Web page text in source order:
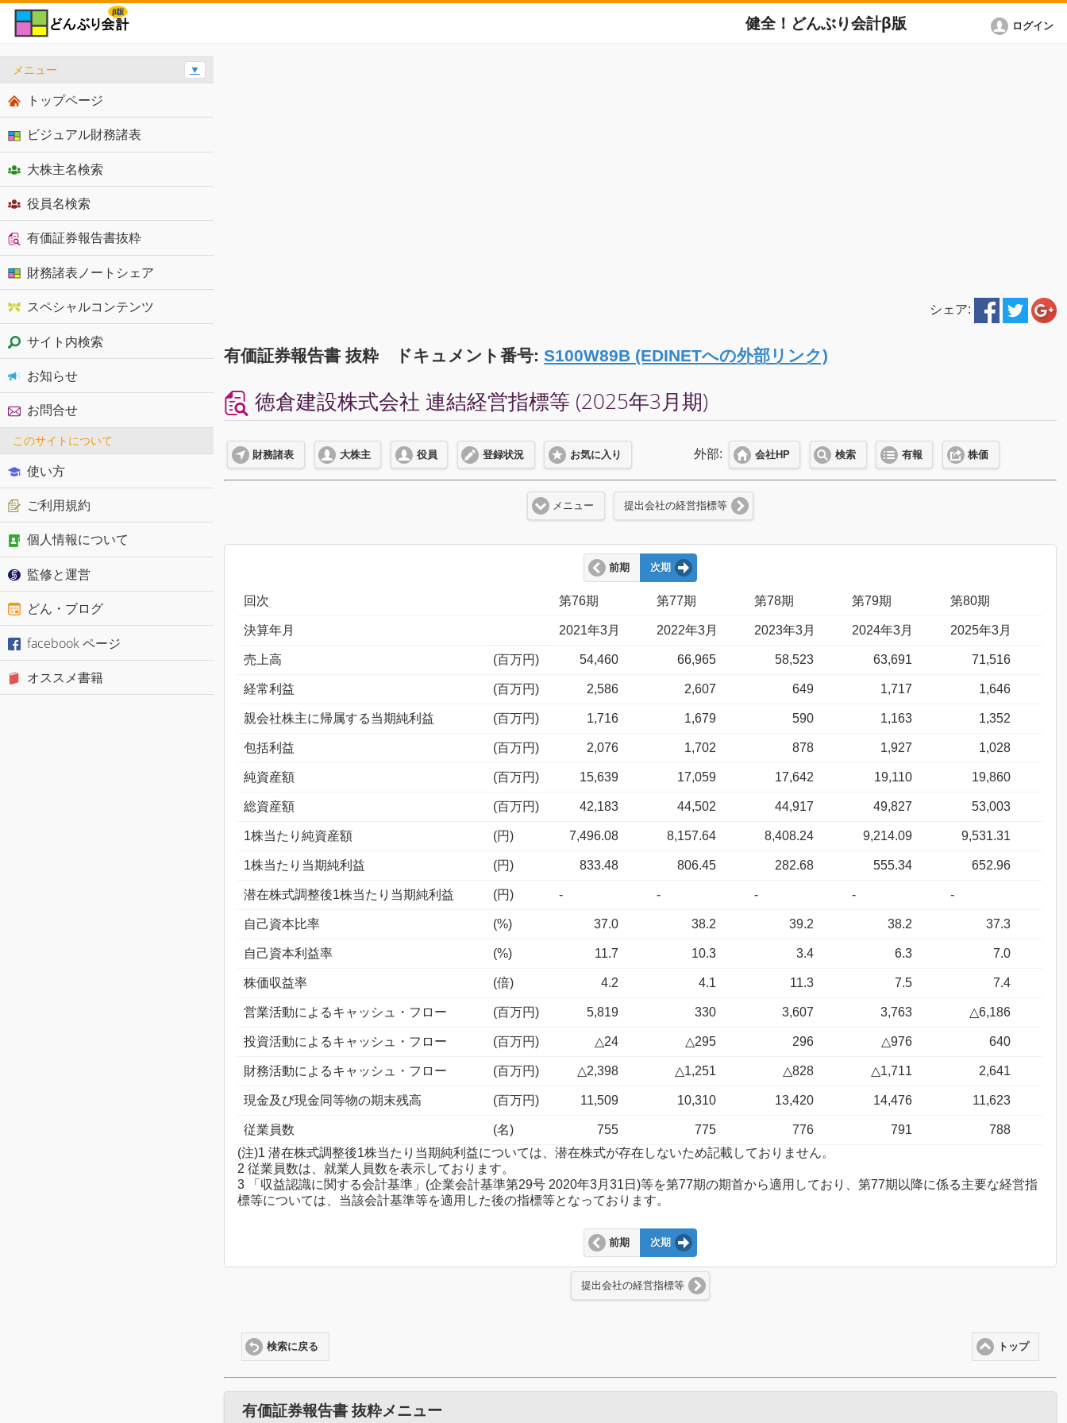
健全！どんぶり会計β版 ログイン
シェア:
有価証券報告書 抜粋 ドキュメント番号:S100W89B (EDINETへの外部リンク)
徳倉建設株式会社 連結経営指標等 (2025年3月期)
財務諸表 大株主 役員 登録状況 お気に入り 外部: 会社HP 検索 有報 株価
メニュー 提出会社の経営指標等
前期 次期
回次 第76期 第77期 第78期 第79期 第80期
決算年月 2021年3月 2022年3月 2023年3月 2024年3月 2025年3月
売上高 (百万円) 54,460 66,965 58,523 63,691 71,516
経常利益 (百万円) 2,586 2,607 649 1,717 1,646
親会社株主に帰属する当期純利益 (百万円) 1,716 1,679 590 1,163 1,352
包括利益 (百万円) 2,076 1,702 878 1,927 1,028
純資産額 (百万円) 15,639 17,059 17,642 19,110 19,860
総資産額 (百万円) 42,183 44,502 44,917 49,827 53,003
1株当たり純資産額 (円) 7,496.08 8,157.64 8,408.24 9,214.09 9,531.31
1株当たり当期純利益 (円) 833.48 806.45 282.68 555.34 652.96
潜在株式調整後1株当たり当期純利益 (円) - - - - -
自己資本比率 (%) 37.0 38.2 39.2 38.2 37.3
自己資本利益率 (%) 11.7 10.3 3.4 6.3 7.0
株価収益率 (倍) 4.2 4.1 11.3 7.5 7.4
営業活動によるキャッシュ・フロー (百万円) 5,819 330 3,607 3,763 △6,186
投資活動によるキャッシュ・フロー (百万円) △24 △295 296 △976 640
財務活動によるキャッシュ・フロー (百万円) △2,398 △1,251 △828 △1,711 2,641
現金及び現金同等物の期末残高 (百万円) 11,509 10,310 13,420 14,476 11,623
従業員数 (名) 755 775 776 791
788
(注)1 潜在株式調整後1株当たり当期純利益については、潜在株式が存在しないため記載しておりません。
2 従業員数は、就業人員数を表示しております。
3 「収益認識に関する会計基準」(企業会計基準第29号 2020年3月31日)等を第77期の期首から適用しており、第77期以降に係る主要な経営指
標等については、当該会計基準等を適用した後の指標等となっております。
前期 次期
提出会社の経営指標等
トップ
検索に戻る
有価証券報告書 抜粋メニュー
メニュー ▼
トップページ
ビジュアル財務諸表
大株主名検索
役員名検索
有価証券報告書抜粋
財務諸表ノートシェア
スペシャルコンテンツ
サイト内検索
お知らせ
お問合せ
このサイトについて
使い方
ご利用規約
個人情報について
監修と運営
どん・ブログ
facebook ページ
オススメ書籍